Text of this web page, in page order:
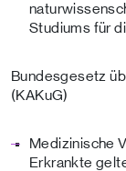
Studiums für
Bundesgesetz
(KAKuG)
Medizinische
Erkrankte